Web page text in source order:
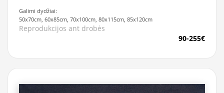
Galimi dydžiai:
50x70cm, 60x85cm, 70x100cm, 80x115cm, 85x120cm
Reprodukcijos ant drobės
90-255€